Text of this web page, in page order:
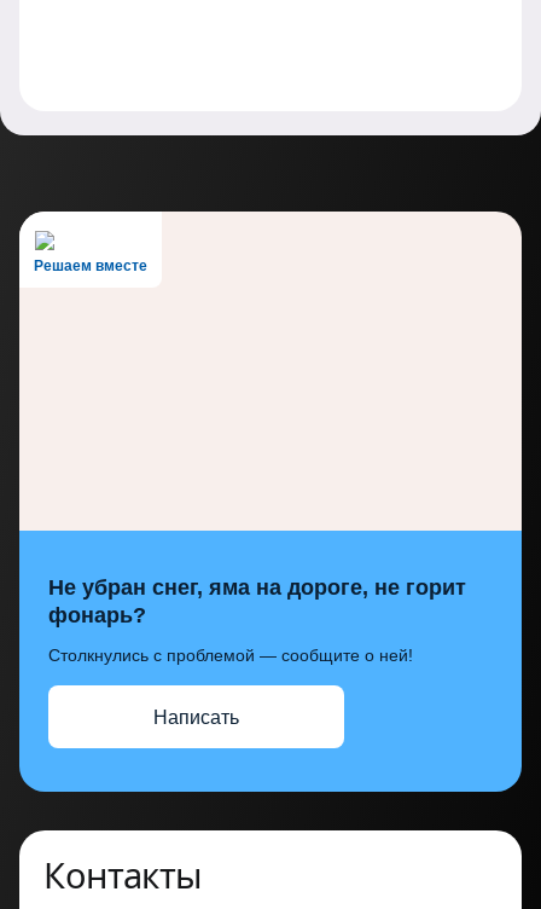
Решаем вместе
Не убран снег, яма на дороге, не горит
фонарь?
Столкнулись с проблемой — сообщите о ней!
Написать
Контакты